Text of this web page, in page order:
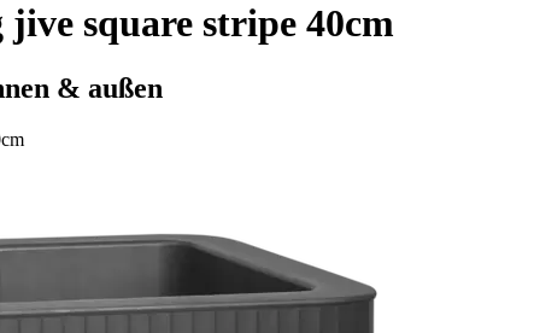
square stripe 40cm
& außen